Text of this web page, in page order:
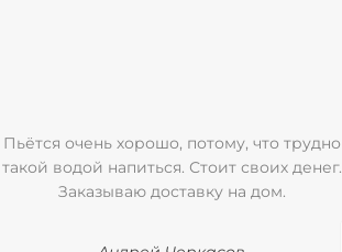
Пьётся очень хорошо, потому, что трудно
такой водой напиться. Стоит своих денег.
Заказываю доставку на дом.